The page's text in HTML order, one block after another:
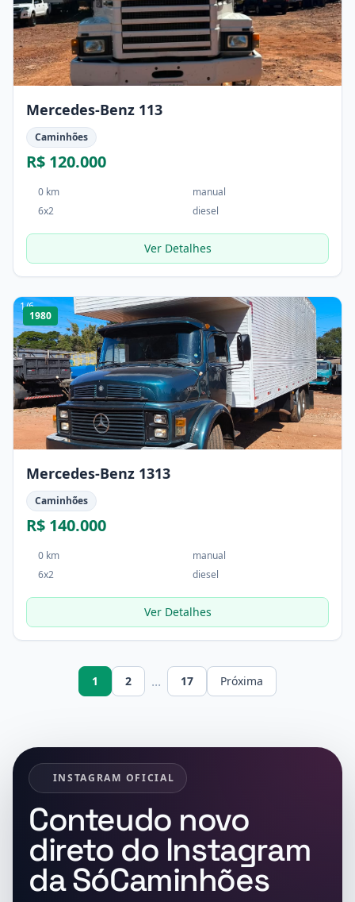
Mercedes-Benz 113
Caminhões
R$ 120.000
0 km
manual
6x2
diesel
Ver Detalhes
1/6
1980
Mercedes-Benz 1313
Caminhões
R$ 140.000
0 km
manual
6x2
diesel
Ver Detalhes
1 2 ... 17 Próxima
INSTAGRAM OFICIAL
Conteudo novo
direto do Instagram
da SóCaminhões